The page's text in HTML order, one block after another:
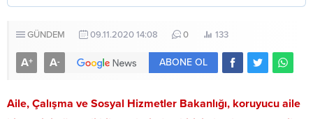
GÜNDEM 09.11.2020 14:08 0 133
A+ A- ABONE OL
Aile, Çalışma ve Sosyal Hizmetler Bakanlığı, koruyucu aile